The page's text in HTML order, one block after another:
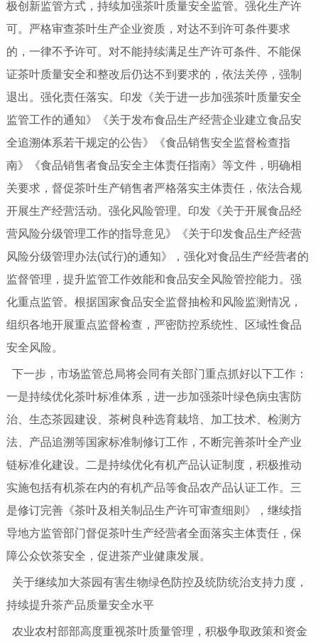
极创新监管方式，持续加强茶叶质量安全监管。强化生产许
可。严格审查茶叶生产企业资质，对达不到许可条件要求
的，一律不予许可。对不能持续满足生产许可条件、不能保
证茶叶质量安全和整改后仍达不到要求的，依法关停，强制
退出。强化责任落实。印发《关于进一步加强茶叶质量安全
监管工作的通知》《关于发布食品生产经营企业建立食品安
全追溯体系若干规定的公告》《食品销售安全监督检查指
南》《食品销售者食品安全主体责任指南》等文件，明确相
关要求，督促茶叶生产销售者严格落实主体责任，依法合规
开展生产经营活动。强化风险管理。印发《关于开展食品经
营风险分级管理工作的指导意见》《关于印发食品生产经营
风险分级管理办法(试行)的通知》，强化对食品生产经营者的
监督管理，提升监管工作效能和食品安全风险管控能力。强
化重点监管。根据国家食品安全监督抽检和风险监测情况，
组织各地开展重点监督检查，严密防控系统性、区域性食品
安全风险。
下一步，市场监管总局将会同有关部门重点抓好以下工作：
一是持续优化茶叶标准体系，进一步加强茶叶绿色病虫害防
治、生态茶园建设、茶树良种选育栽培、加工技术、检测方
法、产品追溯等国家标准制修订工作，不断完善茶叶全产业
链标准化建设。二是持续优化有机产品认证制度，积极推动
实施包括有机茶在内的有机产品等食品农产品认证工作。三
是修订完善《茶叶及相关制品生产许可审查细则》，继续指
导地方监管部门督促茶叶生产经营者全面落实主体责任，保
障公众饮茶安全，促进茶产业健康发展。
关于继续加大茶园有害生物绿色防控及统防统治支持力度，
持续提升茶产品质量安全水平
农业农村部部高度重视茶叶质量管理，积极争取政策和资金